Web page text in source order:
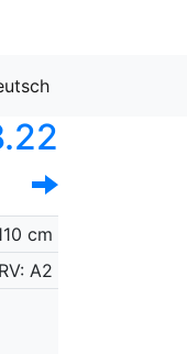
cm
RV: A2